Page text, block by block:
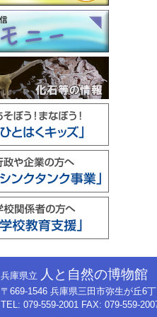
兵庫県立 人と自然の博物館
〒669-1546 兵庫県三田市弥生が丘6丁
TEL: 079-559-2001 FAX: 079-559-